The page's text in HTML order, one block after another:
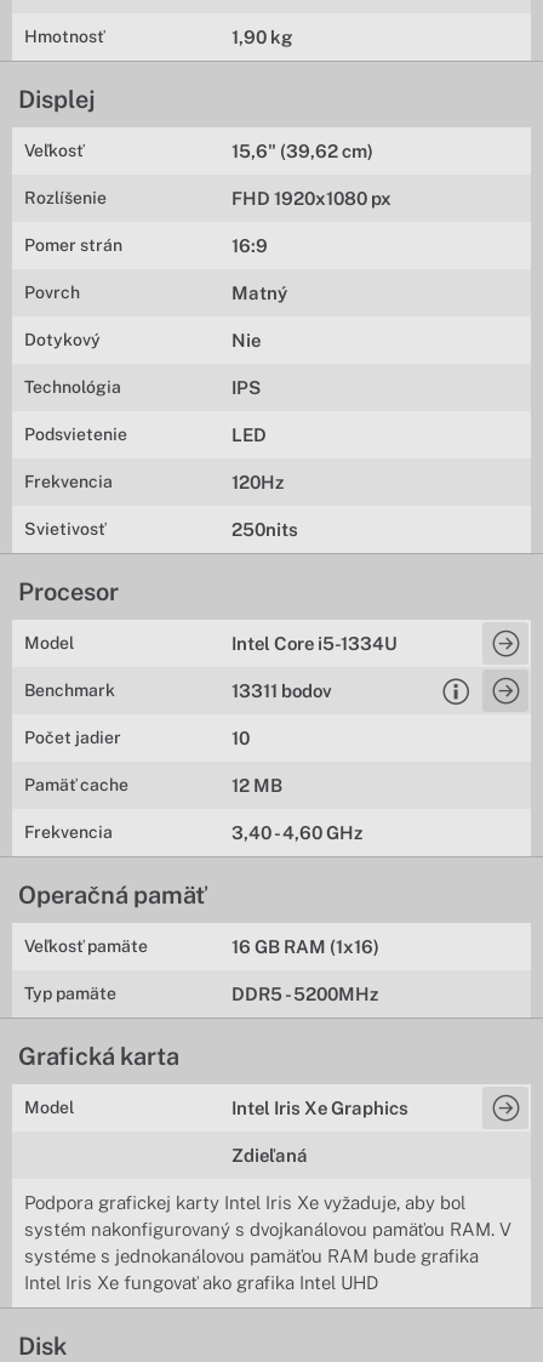
Hmotnosť 1,90 kg
Displej
Veľkosť 15,6" (39,62 cm)
Rozlíšenie FHD 1920x1080 px
Pomer strán 16:9
Povrch Matný
Dotykový Nie
Technológia IPS
Podsvietenie LED
Frekvencia 120Hz
Svietivosť 250nits
Procesor
Model Intel Core i5-1334U
Benchmark 13311 bodov
Počet jadier 10
Pamäť cache 12 MB
Frekvencia 3,40 - 4,60 GHz
Operačná pamäť
Veľkosť pamäte 16 GB RAM (1x16)
Typ pamäte DDR5 - 5200MHz
Grafická karta
Model Intel Iris Xe Graphics
Zdieľaná
Podpora grafickej karty Intel Iris Xe vyžaduje, aby bol
systém nakonfigurovaný s dvojkanálovou pamäťou RAM. V
systéme s jednokanálovou pamäťou RAM bude grafika
Intel Iris Xe fungovať ako grafika Intel UHD
Disk